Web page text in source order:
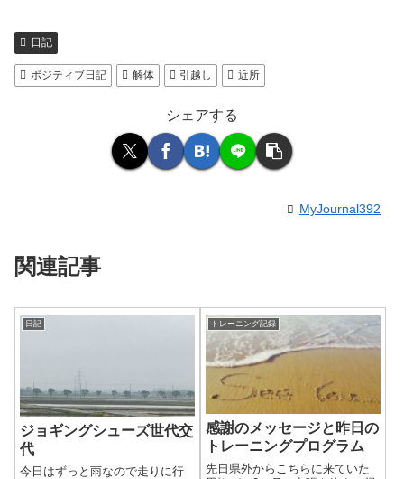
日記
ポジティブ日記 解体 引越し 近所
シェアする
MyJournal392
関連記事
日記
ジョギングシューズ世代交
代
今日はずっと雨なので走りに行
トレーニング記録
感謝のメッセージと昨日の
トレーニングプログラム
先日県外からこちらに来ていた